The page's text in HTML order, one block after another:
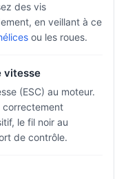
des vis
en veillant à ce
ou les roues.
vitesse
(ESC) au moteur.
correctement
le fil noir au
de contrôle.